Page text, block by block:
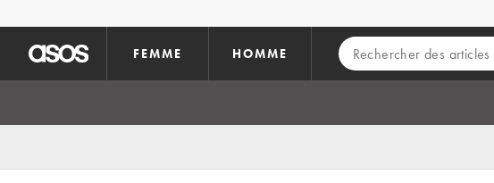
FEMME HOMME